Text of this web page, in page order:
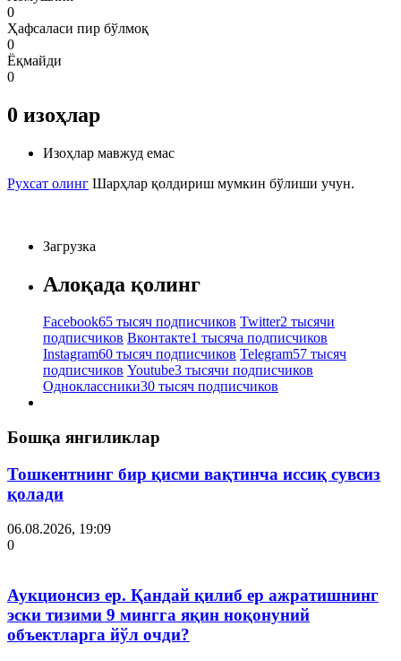
0
Ҳафсаласи пир бўлмоқ
0
Ёқмайди
0
0 изоҳлар
Изоҳлар мавжуд емас
Рухсат олинг Шарҳлар қолдириш мумкин бўлиши учун.
Загрузка
Алоқада қолинг
Facebook65 тысяч подписчиков Twitter2 тысячи
подписчиков Вконтакте1 тысяча подписчиков
Instagram60 тысяч подписчиков Telegram57 тысяч
подписчиков Youtube3 тысячи подписчиков
Одноклассники30 тысяч подписчиков
Бошқа янгиликлар
Тошкентнинг бир қисми вақтинча иссиқ сувсиз
қолади
06.08.2026, 19:09
0
Аукционсиз ер. Қандай қилиб ер ажратишнинг
эски тизими 9 мингга яқин ноқонуний
объектларга йўл очди?